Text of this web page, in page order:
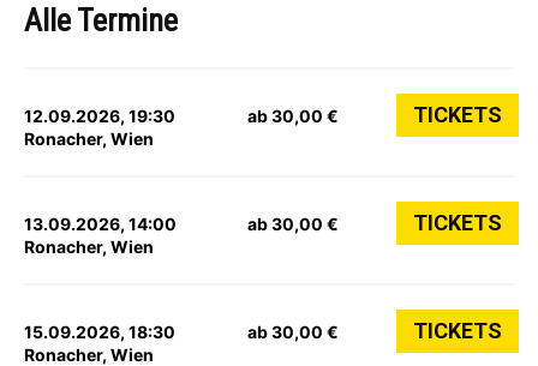
Alle Termine
12.09.2026, 19:30
Ronacher, Wien
ab 30,00 € TICKETS
13.09.2026, 14:00
Ronacher, Wien
ab 30,00 € TICKETS
15.09.2026, 18:30
Ronacher, Wien
ab 30,00 € TICKETS